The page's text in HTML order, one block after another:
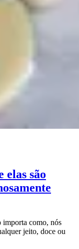
elas são
importa como, nós
jeito, doce ou